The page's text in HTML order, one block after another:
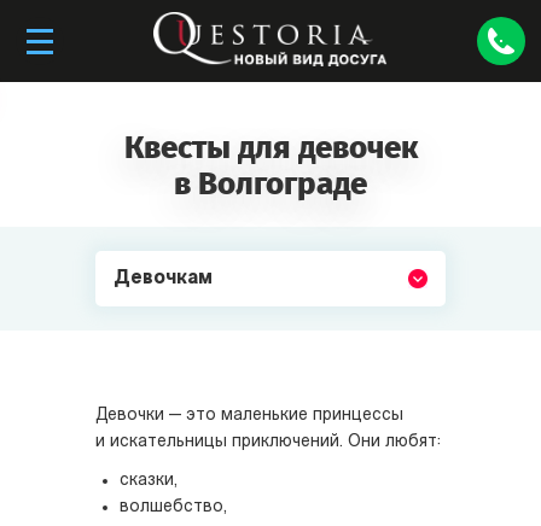
Квесты для девочек
в Волгограде
Девочкам
Девочки — это маленькие принцессы
и искательницы приключений. Они любят:
сказки,
волшебство,